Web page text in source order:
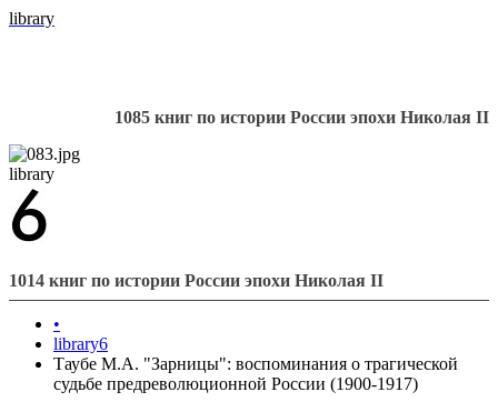
library
1085 книг по истории России эпохи Николая II
library
1014 книг по истории России эпохи Николая II
•
library6
Таубе М.А. "Зарницы": воспоминания о трагической
судьбе предреволюционной России (1900-1917)